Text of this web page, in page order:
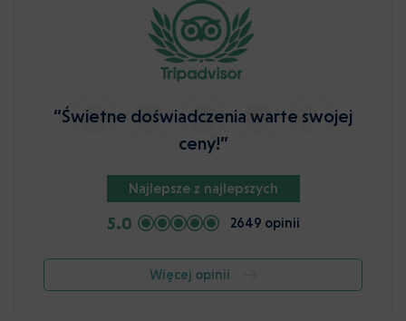
“Świetne doświadczenia warte swojej
ceny!”
Najlepsze z najlepszych
5.0 2649 opinii
Więcej opinii